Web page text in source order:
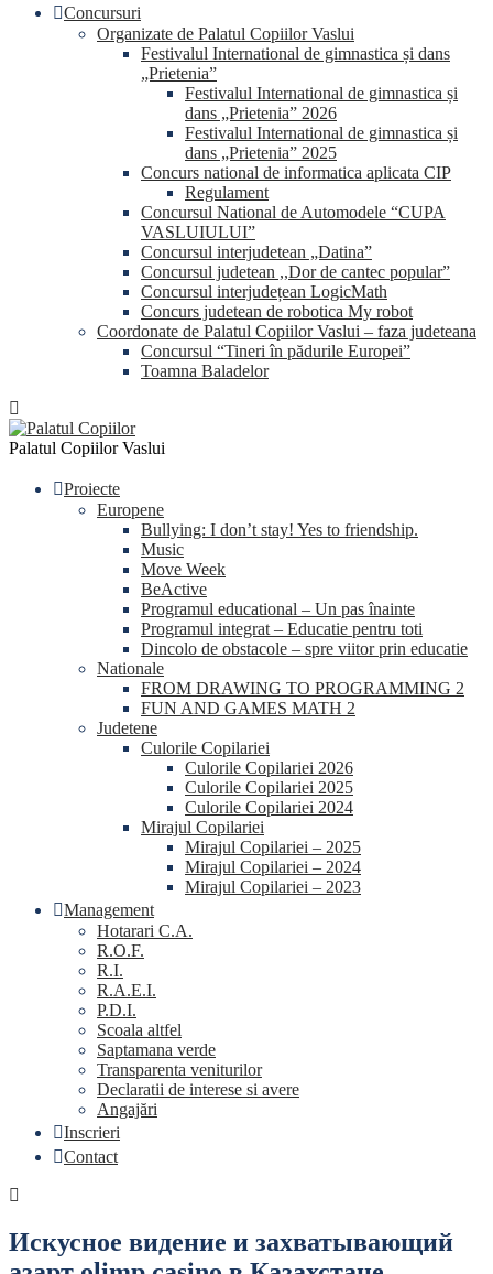
Concursuri
Organizate de Palatul Copiilor Vaslui
Festivalul International de gimnastica și dans
„Prietenia”
Festivalul International de gimnastica și
dans „Prietenia” 2026
Festivalul International de gimnastica și
dans „Prietenia” 2025
Concurs national de informatica aplicata CIP
Regulament
Concursul National de Automodele “CUPA
VASLUIULUI”
Concursul interjudetean „Datina”
Concursul judetean ,,Dor de cantec popular”
Concursul interjudețean LogicMath
Concurs judetean de robotica My robot
Coordonate de Palatul Copiilor Vaslui – faza judeteana
Concursul “Tineri în pădurile Europei”
Toamna Baladelor
Palatul Copiilor Vaslui
Proiecte
Europene
Bullying: I don’t stay! Yes to friendship.
Music
Move Week
BeActive
Programul educational – Un pas înainte
Programul integrat – Educatie pentru toti
Dincolo de obstacole – spre viitor prin educatie
Nationale
FROM DRAWING TO PROGRAMMING 2
FUN AND GAMES MATH 2
Judetene
Culorile Copilariei
Culorile Copilariei 2026
Culorile Copilariei 2025
Culorile Copilariei 2024
Mirajul Copilariei
Mirajul Copilariei – 2025
Mirajul Copilariei – 2024
Mirajul Copilariei – 2023
Management
Hotarari C.A.
R.O.F.
R.I.
R.A.E.I.
P.D.I.
Scoala altfel
Saptamana verde
Transparenta veniturilor
Declaratii de interese si avere
Angajări
Inscrieri
Contact
Искусное видение и захватывающий